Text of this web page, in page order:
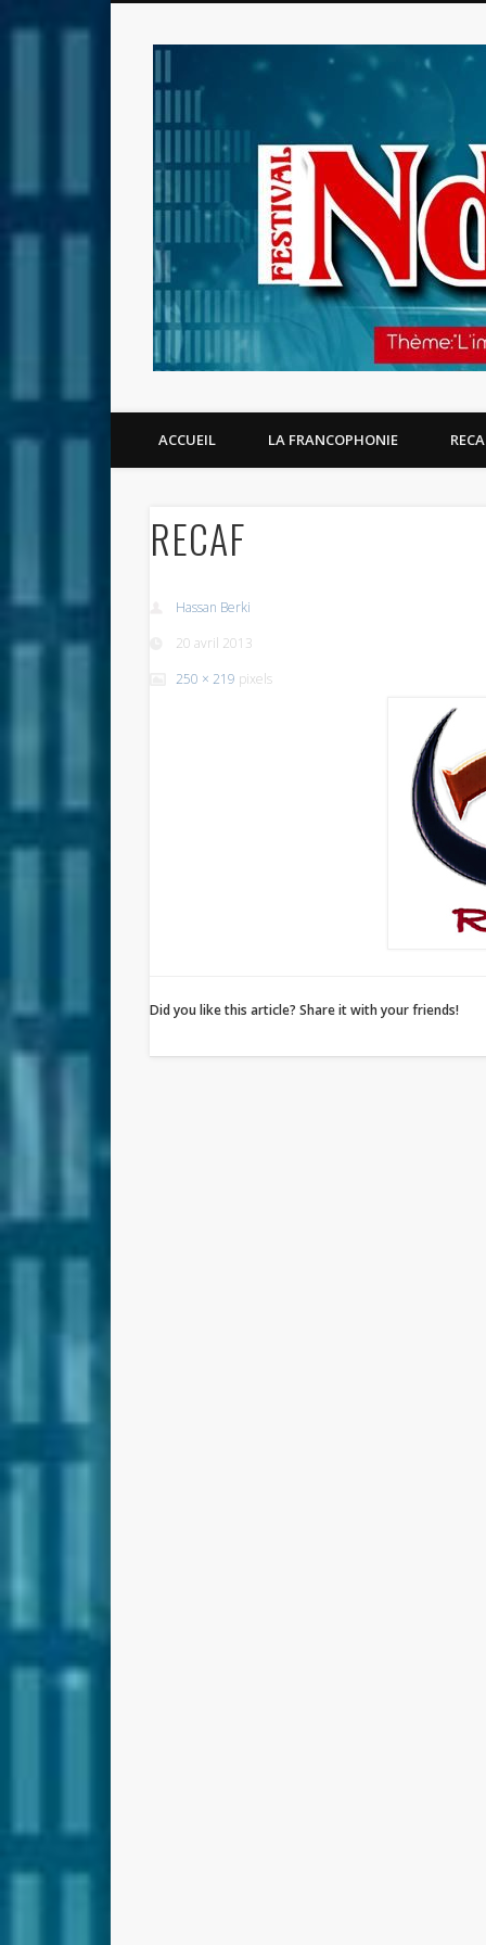
Facebook
ACCUEIL LA FRANCOPHONIE
RECAF
Hassan Berki
20 avril 2013
250 × 219 pixels
Did you like this article? Share it with your friends!